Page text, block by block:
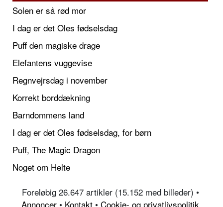
Solen er så rød mor
I dag er det Oles fødselsdag
Puff den magiske drage
Elefantens vuggevise
Regnvejrsdag i november
Korrekt borddækning
Barndommens land
I dag er det Oles fødselsdag, for børn
Puff, The Magic Dragon
Noget om Helte
Foreløbig 26.647 artikler (15.152 med billeder) •
Annoncer • Kontakt • Cookie- og privatlivspolitik